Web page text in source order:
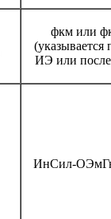
фкм или
(указывается
ИЭ или
ИнСил-